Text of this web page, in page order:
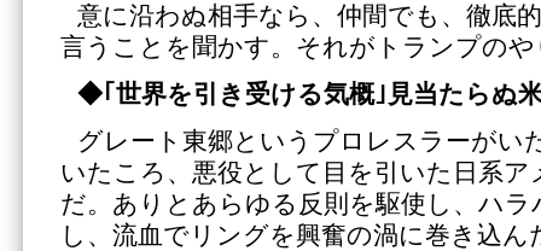
意に沿わぬ相手なら、仲間でも、徹底
言うことを聞かす。それがトランプの
◆｢世界を引き受ける気概｣見当たらぬ
グレート東郷というプロレスラーがい
いたころ、悪役として目を引いた日系
だ。ありとあらゆる反則を駆使し、ハ
し、流血でリングを興奮の渦に巻き込ん